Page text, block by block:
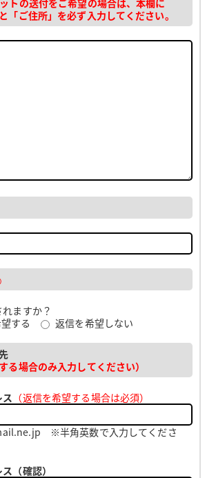
「ご住所」を必ず入力してください。
ますか？
する
返信を希望しない
る場合のみ入力してください）
（返信を希望する場合は必須）
※半角英数で入力してくださ
（確認）